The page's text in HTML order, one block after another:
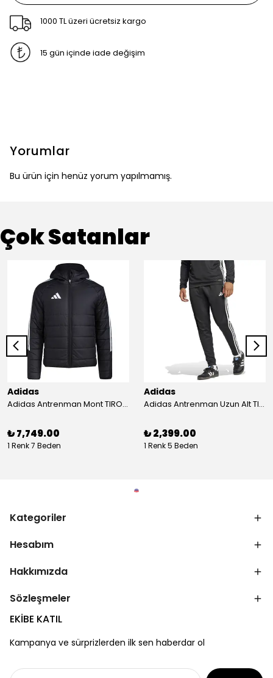
1000 TL üzeri ücretsiz kargo
15 gün içinde iade değişim
Yorumlar
Bu ürün için henüz yorum yapılmamış.
Çok Satanlar
Adidas
Adidas Antrenman Mont TIRO24 WINT JKT IJ7388
₺ 7,749.00
1 Renk 7 Beden
Adidas
Adidas Antrenman Uzun Alt TIRO ES PNT JD0442
₺ 2,399.00
1 Renk 5 Beden
Kategoriler
Hesabım
Hakkımızda
Sözleşmeler
EKİBE KATIL
Kampanya ve sürprizlerden ilk sen haberdar ol